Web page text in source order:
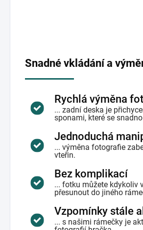
Snadné vkládání a
Rychlá výměna
... zadní deska je
sponami, které se
Jednoduchá
... výměna fotografie
vteřin.
Bez komplikací
... fotku můžete kdykoliv
přesunout do jiného
Vzpomínky stále
... s našimi rámečky je